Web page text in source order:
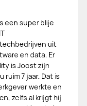
een super blije
uit
en data. Er
is Joost zijn
ruim 7 jaar. Dat is
werkte en
zelfs al krijgt hij